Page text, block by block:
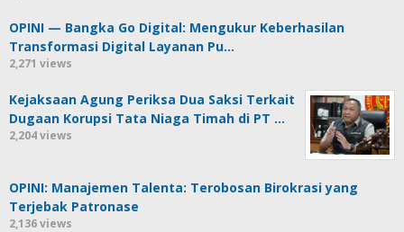
OPINI — Bangka Go Digital: Mengukur Keberhasilan
Transformasi Digital Layanan Pu…
2,271 views
Kejaksaan Agung Periksa Dua Saksi Terkait
Dugaan Korupsi Tata Niaga Timah di PT …
2,204 views
OPINI: Manajemen Talenta: Terobosan Birokrasi yang
Terjebak Patronase
2,136 views